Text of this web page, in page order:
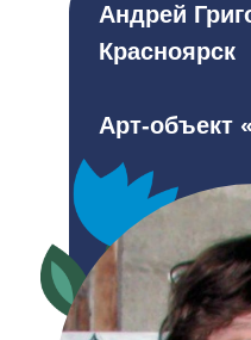
Андрей
Красноярск
Арт-объект